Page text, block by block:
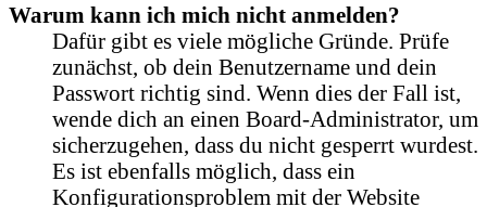
Warum kann ich mich nicht anmelden?
Dafür gibt es viele mögliche Gründe. Prüfe
zunächst, ob dein Benutzername und dein
Passwort richtig sind. Wenn dies der Fall ist,
wende dich an einen Board-Administrator, um
sicherzugehen, dass du nicht gesperrt wurdest.
Es ist ebenfalls möglich, dass ein
Konfigurationsproblem mit der Website